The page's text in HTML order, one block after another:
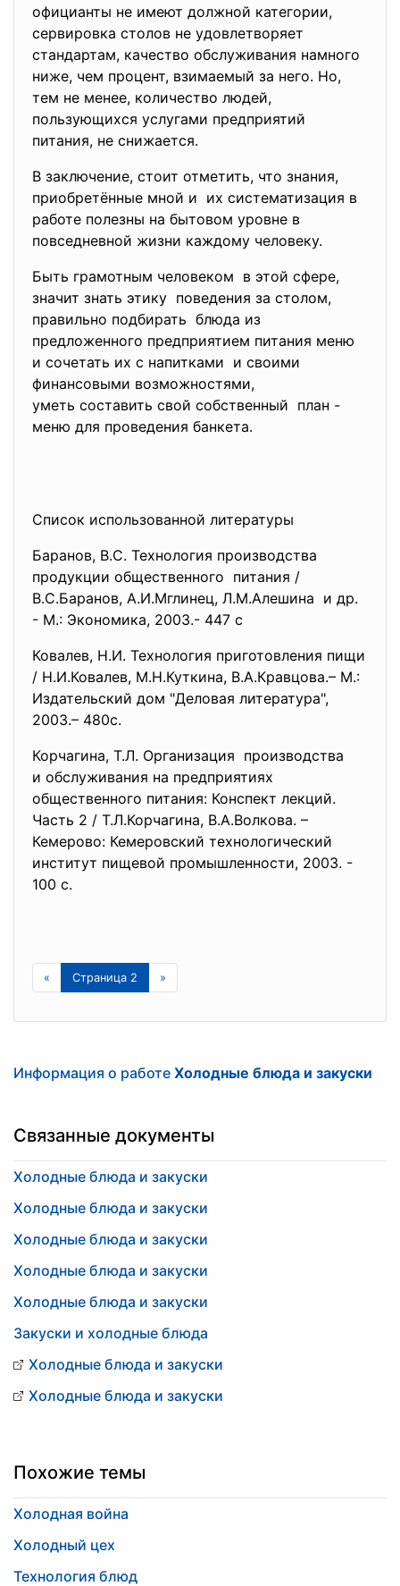
официанты не имеют должной категории,
сервировка столов не удовлетворяет
стандартам, качество обслуживания намного
ниже, чем процент, взимаемый за него. Но,
тем не менее, количество людей,
пользующихся услугами предприятий
питания, не снижается.
В заключение, стоит отметить, что знания,
приобретённые мной и их систематизация в
работе полезны на бытовом уровне в
повседневной жизни каждому человеку.
Быть грамотным человеком в этой сфере,
значит знать этику поведения за столом,
правильно подбирать блюда из
предложенного предприятием питания меню
и сочетать их с напитками и своими
финансовыми возможностями,
уметь составить свой собственный план -
меню для проведения банкета.
Список использованной литературы
Баранов, В.С. Технология производства
продукции общественного питания /
В.С.Баранов, А.И.Мглинец, Л.М.Алешина и др.
- М.: Экономика, 2003.- 447 с
Ковалев, Н.И. Технология приготовления пищи
/ Н.И.Ковалев, М.Н.Куткина, В.А.Кравцова.– М.:
Издательский дом "Деловая литература",
2003.– 480с.
Корчагина, Т.Л. Организация производства
и обслуживания на предприятиях
общественного питания: Конспект лекций.
Часть 2 / Т.Л.Корчагина, В.А.Волкова. –
Кемерово: Кемеровский технологический
институт пищевой промышленности, 2003. -
100 с.
« Страница 2 »
Информация о работе Холодные блюда и закуски
Связанные документы
Холодные блюда и закуски
Холодные блюда и закуски
Холодные блюда и закуски
Холодные блюда и закуски
Холодные блюда и закуски
Закуски и холодные блюда
Холодные блюда и закуски
Холодные блюда и закуски
Похожие темы
Холодная война
Холодный цех
Технология блюд